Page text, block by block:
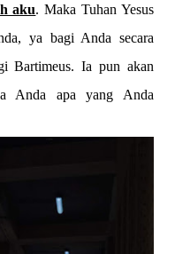
aku. Maka Tuhan Yesus
ya bagi Anda secara
Bartimeus. Ia pun akan
Anda apa yang Anda